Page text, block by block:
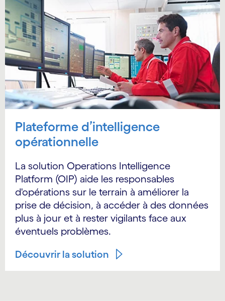
Plateforme d’intelligence
opérationnelle
La solution Operations Intelligence
Platform (OIP) aide les responsables
d'opérations sur le terrain à améliorer la
prise de décision, à accéder à des données
plus à jour et à rester vigilants face aux
éventuels problèmes.
Découvrir la solution